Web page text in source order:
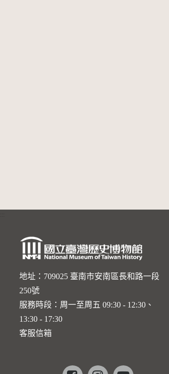
地址：709025 臺南市安南區長和路一段
250號
服務時段：周一至周五 09:30 - 12:30、
13:30 - 17:30
客服信箱
Facebookinstagramyoutube